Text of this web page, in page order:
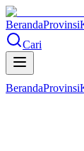
BerandaProvinsi
Cari
BerandaProvinsi